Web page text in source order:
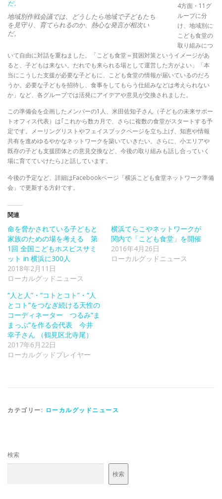
地域別作戦会議では、どうしたら地域で子どもたち
を見守り、育てられるのか、熱心な発言が相次い
だ。
4方面・11グ
ループに分
け、地域別に
こども食堂の
取り組みにつ
いて自由に対話を重ねました。「こども食堂＝貧困対策というイメージがあ
ると、子どもは来ない。だれでも来られる場として運営した方がよい」「本
当にこうした支援が必要な子どもに、こども食堂の情報が届いているのだろ
うか。必要な子どもを招待し、食事をしてもらう仕組みなどは考えられない
か」など、各グループでは活発にアイデアや意見が交換されました。
この準備会を企画したメンバーの1人、米田佐知子さん（子どもの未来サポー
トオフィス代表）は｢これから数カ月で、さらに複数の食堂がスタートする予
定です。メーリングリストやフェイスブックページを立ち上げ、知恵や情報
共有を進めゆるやかなネットワークを築いていきたい。さらに、小エリアや
既存の子ども支援団体との意見交換など、今後の取り組みも話し合っていく
場に育てていけたら｣と話しています。
今後の予定など、詳細はFacebookページ「横浜こども食堂ネットワーク準備
会」で更新する方針です。
関連
命を脅かされている子どもと
家族のための場を考える 第
1回 全国こどもホスピスサミ
ット in 横浜に300人
2018年2月11日
ローカルグッドニュース
横浜てらこやネットワークが
関内で「こども食堂」を開催
2016年4月26日
ローカルグッドニュース
“人と人”・“コトとコト”・“人
とコト”をつなぎ続ける天性の
コーディネーター つるみ“ま
まっぷ”を作る会代表 今井
幸子さん （鶴見区北寺尾）
2017年6月22日
ローカルグッドプレイヤー
カテゴリー: ローカルグッドニュース
検索
検索